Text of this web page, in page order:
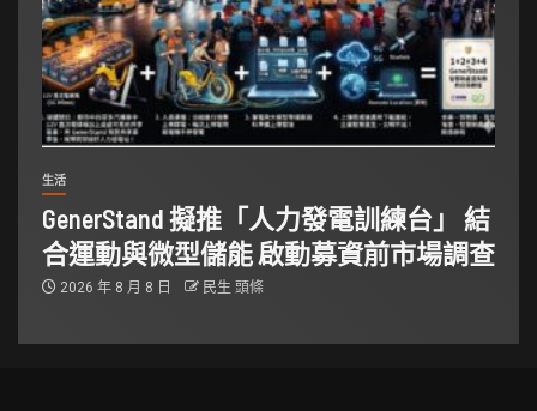
生活
GenerStand 擬推「人力發電訓練台」 結
合運動與微型儲能 啟動募資前市場調查
2026 年 8 月 8 日 民生 頭條